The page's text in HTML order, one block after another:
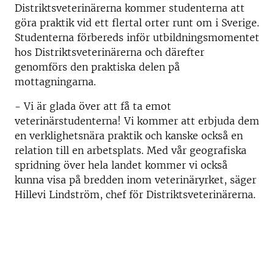
Distriktsveterinärerna kommer studenterna att
göra praktik vid ett flertal orter runt om i Sverige.
Studenterna förbereds inför utbildningsmomentet
hos Distriktsveterinärerna och därefter
genomförs den praktiska delen på
mottagningarna.
- Vi är glada över att få ta emot
veterinärstudenterna! Vi kommer att erbjuda dem
en verklighetsnära praktik och kanske också en
relation till en arbetsplats. Med vår geografiska
spridning över hela landet kommer vi också
kunna visa på bredden inom veterinäryrket, säger
Hillevi Lindström, chef för Distriktsveterinärerna.